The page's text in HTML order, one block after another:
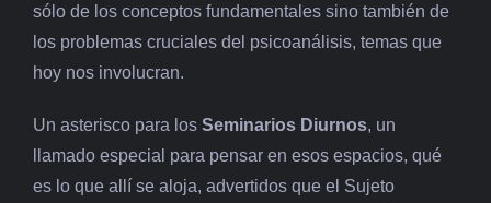
sólo de los conceptos fundamentales sino también de
los problemas cruciales del psicoanálisis, temas que
hoy nos involucran.
Un asterisco para los Seminarios Diurnos, un
llamado especial para pensar en esos espacios, qué
es lo que allí se aloja, advertidos que el Sujeto